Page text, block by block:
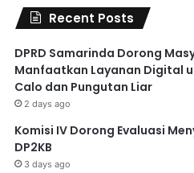
Recent Posts
DPRD Samarinda Dorong
Manfaatkan Layanan Digital
Calo dan Pungutan Liar
2 days ago
Komisi IV Dorong Evaluasi
DP2KB
3 days ago